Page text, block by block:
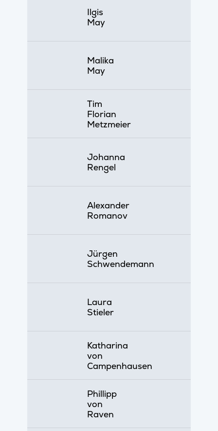
Ilgis
May
Malika
May
Tim
Florian
Metzmeier
Johanna
Rengel
Alexander
Romanov
Jürgen
Schwendemann
Laura
Stieler
Katharina
von
Campenhausen
Phillipp
von
Raven